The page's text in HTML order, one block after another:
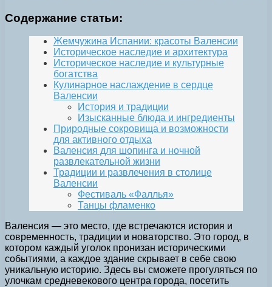
Содержание статьи:
Жемчужина Испании: красоты Валенсии
Историческое наследие и архитектура
Историческое наследие и культурные
богатства
Кулинарное наслаждение в сердце
Валенсии
История и традиции
Изысканные блюда и ингредиенты
Природные сокровища и возможности
для активного отдыха
Валенсия для шопинга и ночной
развлекательной жизни
Традиции и развлечения в столице
Валенсии
Фестиваль «Фаллья»
Танцы фламенко
Валенсия — это место, где встречаются история и
современность, традиции и новаторство. Это город, в
котором каждый уголок пронизан историческими
событиями, а каждое здание скрывает в себе свою
уникальную историю. Здесь вы сможете прогуляться по
улочкам средневекового центра города, посетить